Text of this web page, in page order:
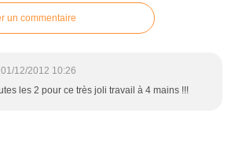
un commentaire
01/12/2012 10:26
les 2 pour ce très joli travail à 4 mains !!!